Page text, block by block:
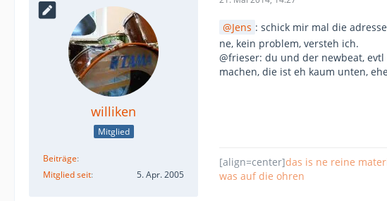
williken
Mitglied
Beiträge
Mitglied seit
5. Apr. 2005
Jens : schick mir mal die
ne, kein problem, versteh ich.
@frieser: du und der newbeat,
machen, die ist eh kaum unten,
[align=center]das is ne reine
was auf die ohren